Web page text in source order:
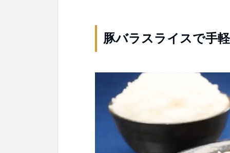
豚バラスライスで手